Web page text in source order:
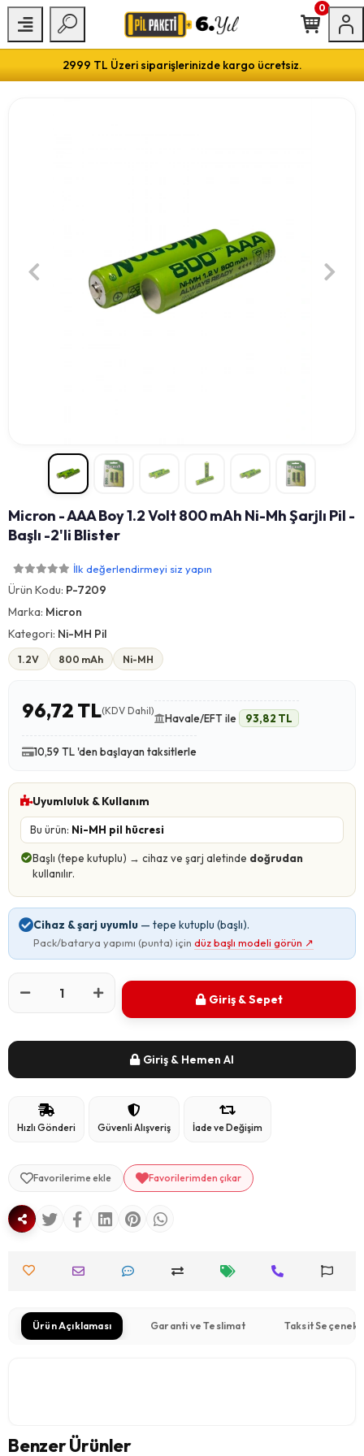
2999 TL Üzeri siparişlerinizde kargo ücretsiz.
0
Micron - AAA Boy 1.2 Volt 800 mAh Ni-Mh Şarjlı Pil -
Başlı -2'li Blister
İlk değerlendirmeyi siz yapın
Ürün Kodu: P-7209
Marka: Micron
Kategori: Ni-MH Pil
1.2V 800 mAh Ni-MH
96,72 TL(KDV Dahil)
Havale/EFT ile 93,82 TL
10,59 TL 'den başlayan taksitlerle
Uyumluluk & Kullanım
Bu ürün: Ni-MH pil hücresi
Başlı (tepe kutuplu) → cihaz ve şarj aletinde doğrudan
kullanılır.
Cihaz & şarj uyumlu — tepe kutuplu (başlı).
Pack/batarya yapımı (punta) için düz başlı modeli görün ↗
Giriş & Sepet
Giriş & Hemen Al
Hızlı Gönderi Güvenli Alışveriş İade ve Değişim
Favorilerime ekle Favorilerimden çıkar
Ürün Açıklaması Garanti ve Teslimat Taksit
Benzer Ürünler